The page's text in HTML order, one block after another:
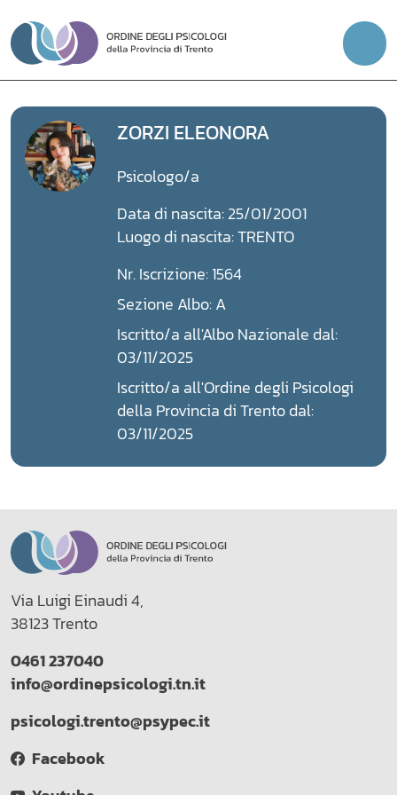
Vai
ZORZI ELEONORA
Psicologo/a
Data di nascita: 25/01/2001
Luogo di nascita: TRENTO
Nr. Iscrizione: 1564
Sezione Albo: A
Iscritto/a all'Albo Nazionale dal:
03/11/2025
Iscritto/a all'Ordine degli Psicologi
della Provincia di Trento dal:
03/11/2025
Via Luigi Einaudi 4,
38123 Trento
0461 237040
info@ordinepsicologi.tn.it
psicologi.trento@psypec.it
Facebook